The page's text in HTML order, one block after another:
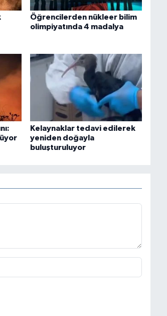
Öğrencilerden nükleer bilim
olimpiyatında 4 madalya
Kelaynaklar tedavi edilerek
yeniden doğayla
buluşturuluyor